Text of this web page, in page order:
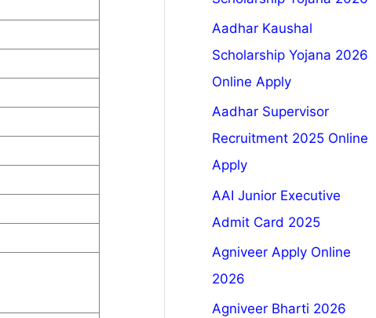
Aadhar Kaushal
Scholarship Yojana 2026
Online Apply
Aadhar Supervisor
Recruitment 2025 Online
Apply
AAI Junior Executive
Admit Card 2025
Agniveer Apply Online
2026
Agniveer Bharti 2026